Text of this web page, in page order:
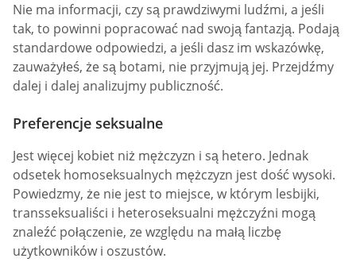
Nie ma informacji, czy są prawdziwymi ludźmi, a jeśli
tak, to powinni popracować nad swoją fantazją. Podają
standardowe odpowiedzi, a jeśli dasz im wskazówkę,
zauważyłeś, że są botami, nie przyjmują jej. Przejdźmy
dalej i dalej analizujmy publiczność.
Preferencje seksualne
Jest więcej kobiet niż mężczyzn i są hetero. Jednak
odsetek homoseksualnych mężczyzn jest dość wysoki.
Powiedzmy, że nie jest to miejsce, w którym lesbijki,
transseksualiści i heteroseksualni mężczyźni mogą
znaleźć połączenie, ze względu na małą liczbę
użytkowników i oszustów.